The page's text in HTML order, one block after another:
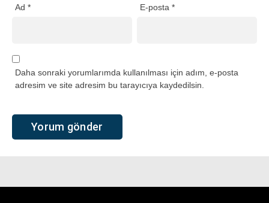
Ad * E-posta*
Daha sonraki yorumlarımda kullanılması için adım, e-posta
adresim ve site adresim bu tarayıcıya kaydedilsin.